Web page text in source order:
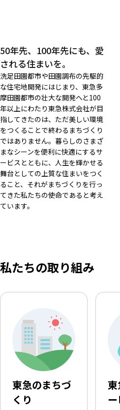
50年先、100年先にも、愛
される住まいを。
洗足田園都市や田園調布の先駆的
な住宅地開発にはじまり、東急多
摩田園都市の壮大な開発へと100
年以上にわたり東急株式会社が目
指してきたのは、ただ美しい環境
をつくることで終わるまちづくり
ではありません。暮らしのさまざ
まなシーンを便利に快適にするサ
ービスとともに、人生を輝かせる
舞台としての上質な住まいをつく
ること、それがまちづくりを行っ
てきた私たちの使命であると考え
ています。
私たちの取り組み
東急のまちづ
くり